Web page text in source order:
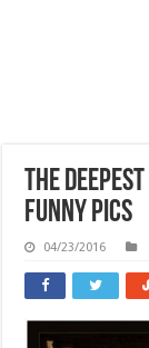
The
Funny Pics
04/23/2016